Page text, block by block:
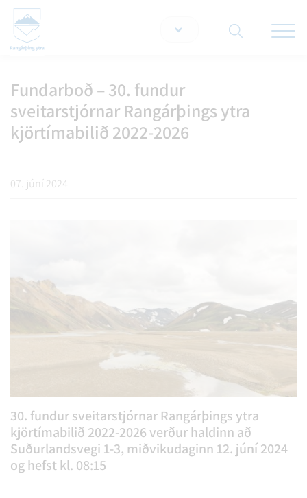
Fundarboð – 30. fundur
sveitarstjórnar Rangárþings ytra
kjörtímabilið 2022-2026
07. júní 2024
30. fundur sveitarstjórnar Rangárþings ytra
kjörtímabilið 2022-2026 verður haldinn að
Suðurlandsvegi 1-3, miðvikudaginn 12. júní 2024
og hefst kl. 08:15
Leita á vef